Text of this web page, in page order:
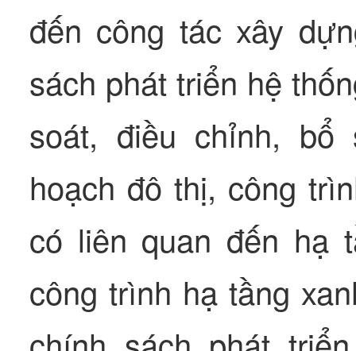
đến công tác xây
sách phát triển hệ
soát, điều chỉnh,
hoạch đô thị, công
có liên quan đến hạ
công trình hạ tầng